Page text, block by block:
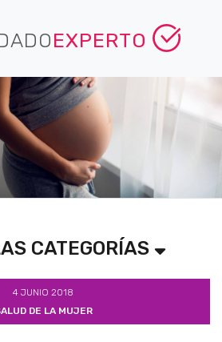
EXPERTO
CATEGORÍAS
4 JUNIO 2018
DE LA MUJER